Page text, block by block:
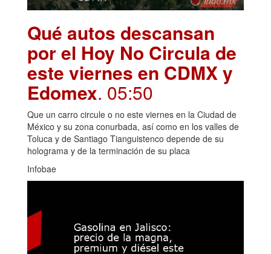
Qué autos descansan
por el Hoy No Circula de
este viernes en CDMX y
Edomex. 05:50
Que un carro circule o no este viernes en la Ciudad de
México y su zona conurbada, así como en los valles de
Toluca y de Santiago Tianguistenco depende de su
holograma y de la terminación de su placa
Infobae